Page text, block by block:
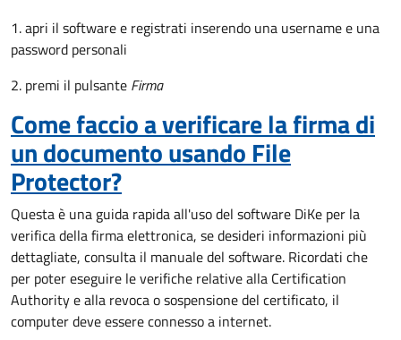
1. apri il software e registrati inserendo una username e una
password personali
2. premi il pulsante Firma
Come faccio a verificare la firma di
un documento usando File
Protector?
Questa è una guida rapida all'uso del software DiKe per la
verifica della firma elettronica, se desideri informazioni più
dettagliate, consulta il manuale del software. Ricordati che
per poter eseguire le verifiche relative alla Certification
Authority e alla revoca o sospensione del certificato, il
computer deve essere connesso a internet.